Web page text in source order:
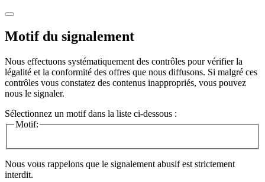
Motif du signalement
Nous effectuons systématiquement des contrôles pour vérifier la
légalité et la conformité des offres que nous diffusons. Si malgré ces
contrôles vous constatez des contenus inappropriés, vous pouvez
nous le signaler.
Sélectionnez un motif dans la liste ci-dessous :
Motif:
Nous vous rappelons que le signalement abusif est strictement
interdit.